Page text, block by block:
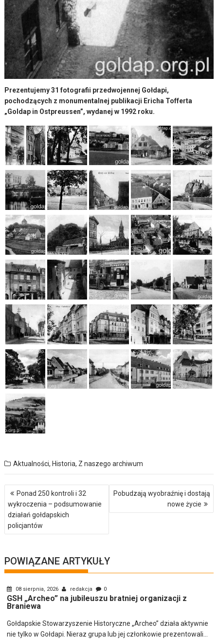
Prezentujemy 31 fotografii przedwojennej Gołdapi,
pochodzących z monumentalnej publikacji Ericha Tofferta
„Goldap in Ostpreussen”, wydanej w 1992 roku.
Aktualności, Historia, Z naszego archiwum
Nawigacja
wpisu
Ponad 250 kontroli i 32
wykroczenia – podsumowanie
działań gołdapskich
policjantów
Pobudzają wyobraźnię i dostają
nowe życie
POWIĄZANE ARTYKUŁY
08 sierpnia, 2026 redakcja 0
GSH „Archeo” na jubileuszu bratniej organizacji z
Braniewa
Gołdapskie Stowarzyszenie Historyczne „Archeo” działa aktywnie
nie tylko w Gołdapi. Nieraz grupa lub jej członkowie prezentowali...